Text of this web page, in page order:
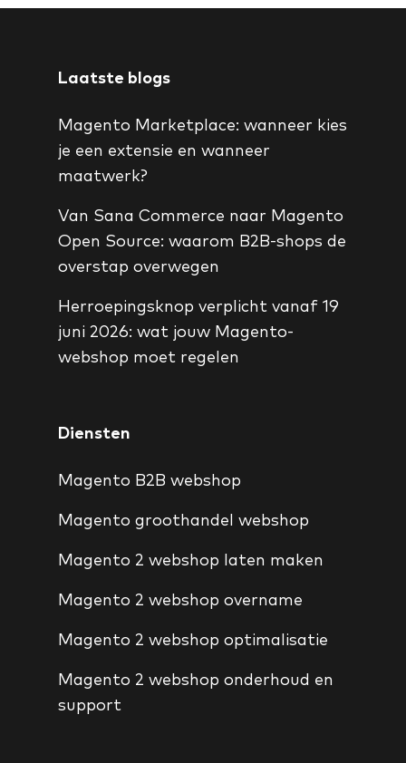
Laatste blogs
Magento Marketplace: wanneer kies
je een extensie en wanneer
maatwerk?
Van Sana Commerce naar Magento
Open Source: waarom B2B-shops de
overstap overwegen
Herroepingsknop verplicht vanaf 19
juni 2026: wat jouw Magento-
webshop moet regelen
Diensten
Magento B2B webshop
Magento groothandel webshop
Magento 2 webshop laten maken
Magento 2 webshop overname
Magento 2 webshop optimalisatie
Magento 2 webshop onderhoud en
support